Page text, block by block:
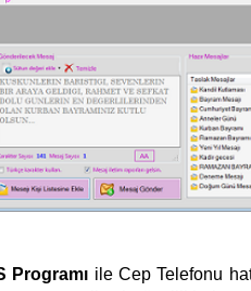
Programı ile Cep Telefonu